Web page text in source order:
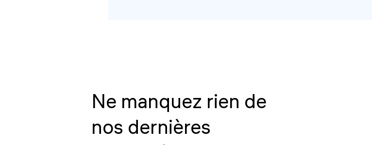
Ne manquez rien de
nos dernières